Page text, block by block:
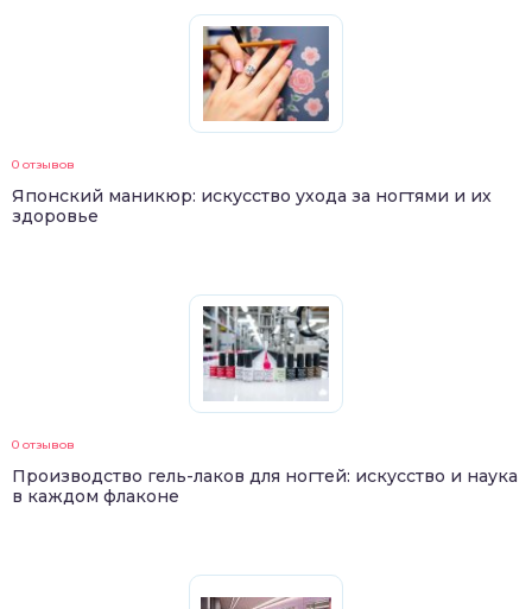
0 отзывов
Японский маникюр: искусство ухода за ногтями и их
здоровье
0 отзывов
Производство гель-лаков для ногтей: искусство и наука
в каждом флаконе